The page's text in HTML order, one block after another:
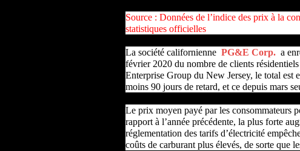
Source : Données de l’indice des prix à la
statistiques officielles
La société californienne PG&E Corp. a
février 2020 du nombre de clients
Enterprise Group du New Jersey, le total est
moins 90 jours de retard, et ce depuis mars
Le prix moyen payé par les consommateurs
rapport à l’année précédente, la plus forte
réglementation des tarifs d’électricité
coûts de carburant plus élevés, de sorte que